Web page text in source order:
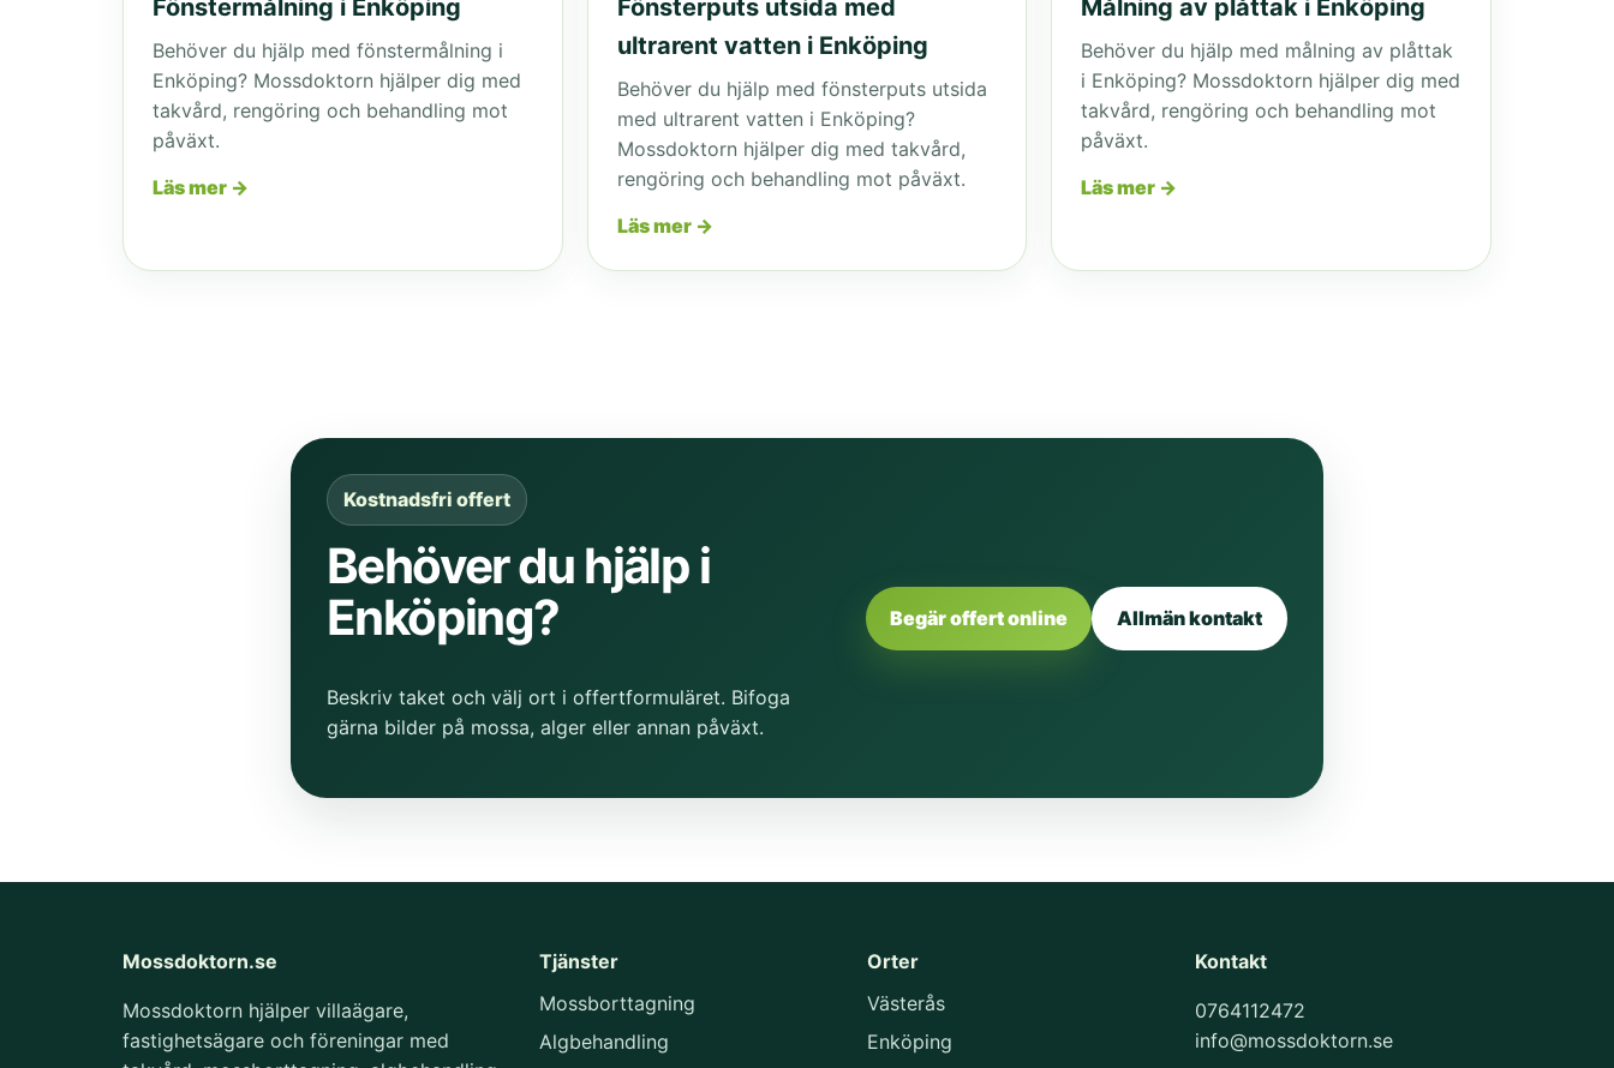
Fönstermålning i Enköping
Behöver du hjälp med fönstermålning i
Enköping? Mossdoktorn hjälper dig med
takvård, rengöring och behandling mot
påväxt.
Läs mer →
Fönsterputs utsida med
ultrarent vatten i Enköping
Behöver du hjälp med fönsterputs utsida
med ultrarent vatten i Enköping?
Mossdoktorn hjälper dig med takvård,
rengöring och behandling mot påväxt.
Läs mer →
Målning av plåttak i Enköping
Behöver du hjälp med målning av plåttak
i Enköping? Mossdoktorn hjälper dig med
takvård, rengöring och behandling mot
påväxt.
Läs mer →
Kostnadsfri offert
Behöver du hjälp i
Enköping?
Beskriv taket och välj ort i offertformuläret. Bifoga
gärna bilder på mossa, alger eller annan påväxt.
Begär offert online Allmän kontakt
Mossdoktorn.se
Mossdoktorn hjälper villaägare,
fastighetsägare och föreningar med
Tjänster
Mossborttagning
Algbehandling
Orter
Västerås
Enköping
Kontakt
0764112472
info@mossdoktorn.se